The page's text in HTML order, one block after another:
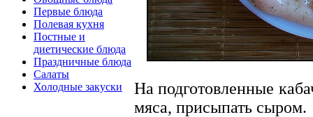
Первые блюда
Полевая кухня
Постные и
диетические блюда
Праздничные блюда
Салаты
Холодные закуски
На подготовленные
мяса, присыпать сыром.